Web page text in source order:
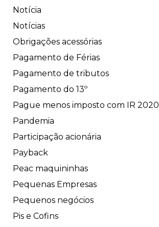
Notícia
Notícias
Obrigações acessórias
Pagamento de Férias
Pagamento de tributos
Pagamento do 13º
Pague menos imposto com IR 2020
Pandemia
Participação acionária
Payback
Peac maquininhas
Pequenas Empresas
Pequenos negócios
Pis e Cofins